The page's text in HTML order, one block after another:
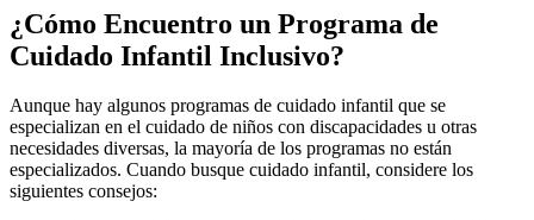
¿Cómo Encuentro un Programa de
Cuidado Infantil Inclusivo?
Aunque hay algunos programas de cuidado infantil que se
especializan en el cuidado de niños con discapacidades u otras
necesidades diversas, la mayoría de los programas no están
especializados. Cuando busque cuidado infantil, considere los
siguientes consejos: